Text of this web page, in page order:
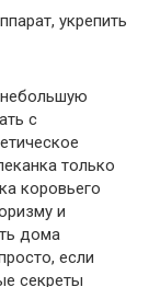
укрепить
с
только
коровьего
и
дома
если
секреты